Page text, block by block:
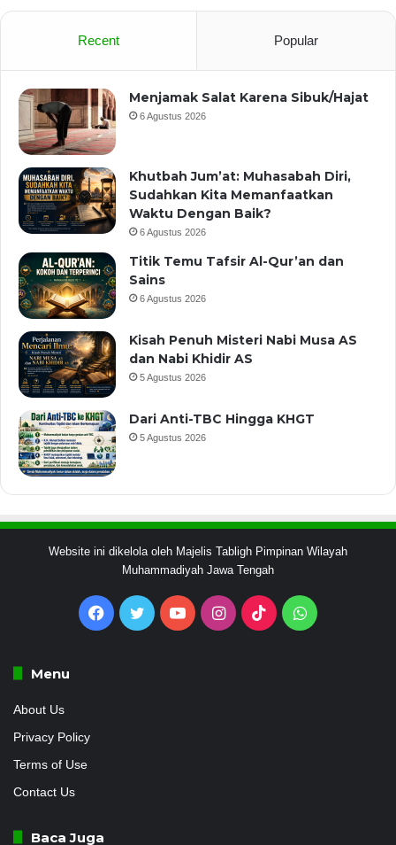
Recent Popular
Menjamak Salat Karena Sibuk/Hajat
6 Agustus 2026
Khutbah Jum’at: Muhasabah Diri,
Sudahkan Kita Memanfaatkan
Waktu Dengan Baik?
6 Agustus 2026
Titik Temu Tafsir Al-Qur’an dan
Sains
6 Agustus 2026
Kisah Penuh Misteri Nabi Musa AS
dan Nabi Khidir AS
5 Agustus 2026
Dari Anti-TBC Hingga KHGT
5 Agustus 2026
Website ini dikelola oleh Majelis Tabligh Pimpinan Wilayah
Muhammadiyah Jawa Tengah
Facebook
Twitter YouTubeInstagram
TikTokWhatsApp
Menu
About Us
Privacy Policy
Terms of Use
Contact Us
Baca Juga